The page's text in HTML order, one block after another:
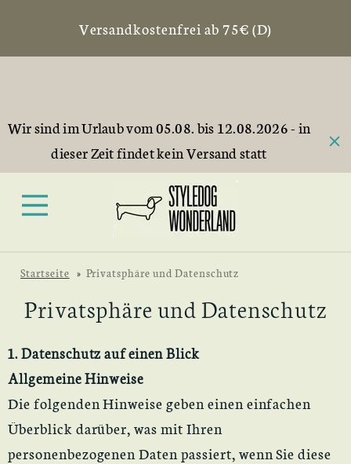
Versandkostenfrei ab 75€ (D)
Wir sind im Urlaub vom 05.08. bis 12.08.2026 - in
dieser Zeit findet kein Versand statt
Startseite » Privatsphäre und Datenschutz
Privatsphäre und Datenschutz
1. Datenschutz auf einen Blick
Allgemeine Hinweise
Die folgenden Hinweise geben einen einfachen
Überblick darüber, was mit Ihren
personenbezogenen Daten passiert, wenn Sie diese